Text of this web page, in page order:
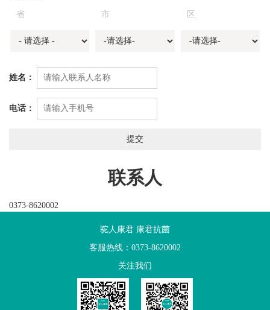
省 市 区
姓名：
电话：
联系人
0373-8620002
驼人康君 康君抗菌
客服热线：0373-8620002
关注我们